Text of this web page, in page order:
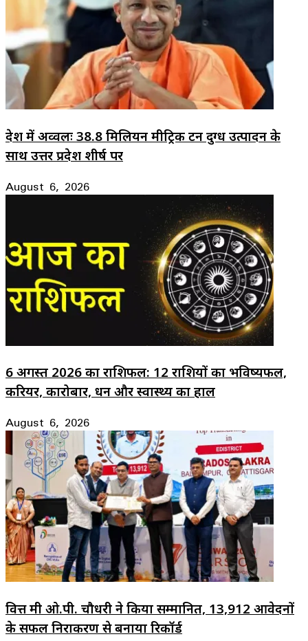
देश में अव्वलः 38.8 मिलियन मीट्रिक टन दुग्ध उत्पादन के
साथ उत्तर प्रदेश शीर्ष पर
August 6, 2026
6 अगस्त 2026 का राशिफल: 12 राशियों का भविष्यफल,
करियर, कारोबार, धन और स्वास्थ्य का हाल
August 6, 2026
वित्त मंत्री ओ.पी. चौधरी ने किया सम्मानित, 13,912 आवेदनों
के सफल निराकरण से बनाया रिकॉर्ड